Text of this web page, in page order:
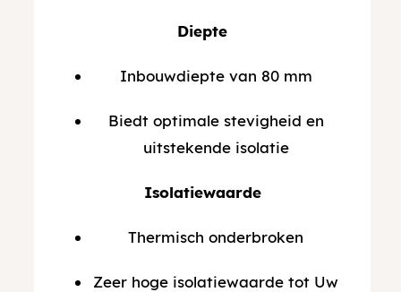
Diepte
Inbouwdiepte van 80 mm
Biedt optimale stevigheid en
uitstekende isolatie
Isolatiewaarde
Thermisch onderbroken
Zeer hoge isolatiewaarde tot Uw